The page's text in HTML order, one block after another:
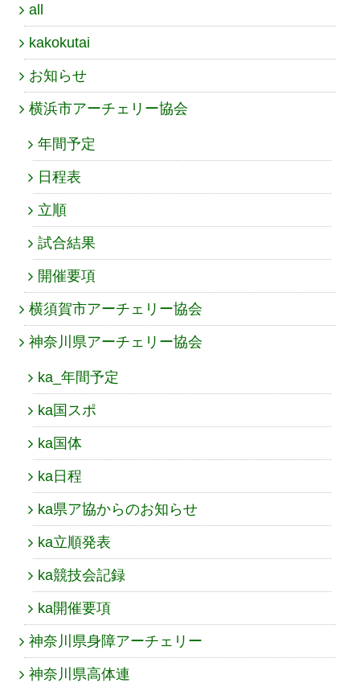
all
kakokutai
お知らせ
横浜市アーチェリー協会
年間予定
日程表
立順
試合結果
開催要項
横須賀市アーチェリー協会
神奈川県アーチェリー協会
ka_年間予定
ka国スポ
ka国体
ka日程
ka県ア協からのお知らせ
ka立順発表
ka競技会記録
ka開催要項
神奈川県身障アーチェリー
神奈川県高体連